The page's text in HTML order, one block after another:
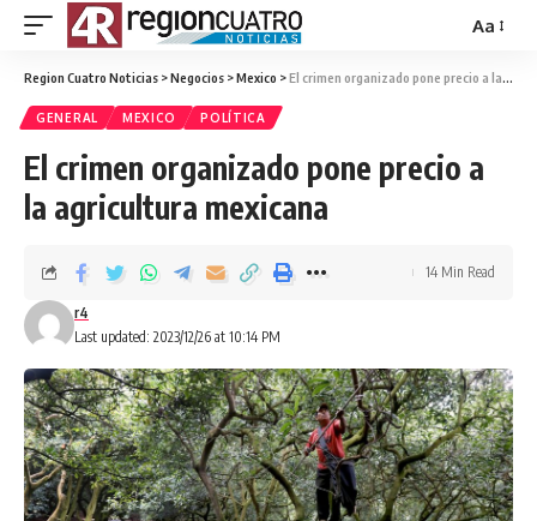
Aa
Region Cuatro Noticias >Negocios >Mexico >El crimen organizado pone precio a la agricultura mexicana
GENERAL MEXICO POLÍTICA
El crimen organizado pone precio a
la agricultura mexicana
Last updated: 2023/12/26 at 10:14 PM
r4
14 Min Read